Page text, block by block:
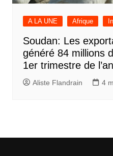
A LA UNE Afrique
Soudan: Les
généré 84 millions
1er trimestre de
Aliste Flandrain 4